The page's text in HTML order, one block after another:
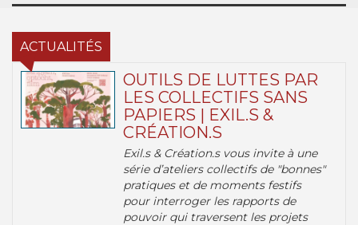
ACTUALITÉS
OUTILS DE LUTTES PAR
LES COLLECTIFS SANS
PAPIERS | EXIL.S &
CRÉATION.S
Exil.s & Création.s vous invite à une
série d’ateliers collectifs de "bonnes"
pratiques et de moments festifs
pour interroger les rapports de
pouvoir qui traversent les projets